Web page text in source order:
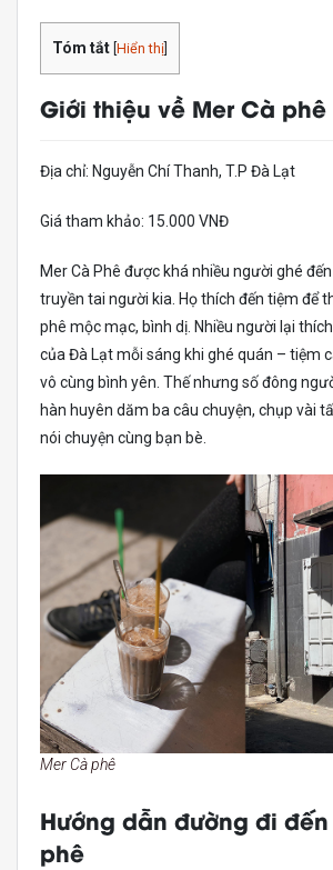
Tóm tắt Hiển thị
Giới thiệu về Mer Cà phê
Địa chỉ: Nguyễn Chí Thanh, T.P Đà Lạt
Giá tham khảo: 15.000 VNĐ
Mer Cà Phê được khá nhiều người ghé
truyền tai người kia. Họ thích đến tiệm để
phê mộc mạc, bình dị. Nhiều người lại
của Đà Lạt mỗi sáng khi ghé quán – tiệm
vô cùng bình yên. Thế nhưng số đông
hàn huyên dăm ba câu chuyện, chụp vài
nói chuyện cùng bạn bè.
Mer Cà phê
Hướng dẫn đường đi đến
phê